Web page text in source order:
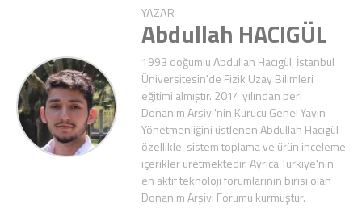
YAZAR
Abdullah HACIGÜL
1993 doğumlu Abdullah Hacıgül, İstanbul
Üniversitesin'de Fizik Uzay Bilimleri
eğitimi almıştır. 2014 yılından beri
Donanım Arşivi'nin Kurucu Genel Yayın
Yönetmenliğini üstlenen Abdullah Hacıgül
özellikle, sistem toplama ve ürün inceleme
içerikler üretmektedir. Ayrıca Türkiye'nin
en aktif teknoloji forumlarının birisi olan
Donanım Arşivi Forumu kurmuştur.